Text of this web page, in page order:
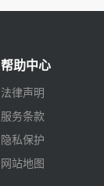
帮助中心
法律声明
服务条款
隐私保护
网站地图